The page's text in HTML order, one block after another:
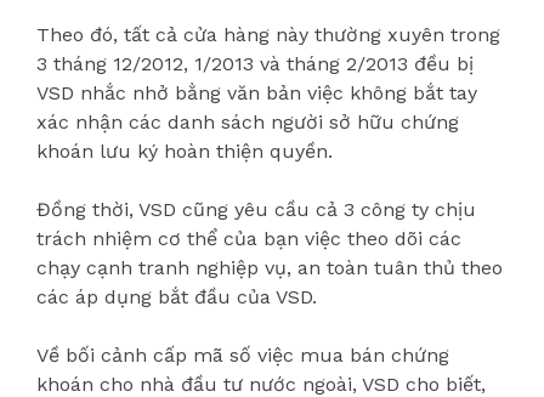
Theo đó, tất cả cửa hàng này thường xuyên trong
3 tháng 12/2012, 1/2013 và tháng 2/2013 đều bị
VSD nhắc nhở bằng văn bản việc không bắt tay
xác nhận các danh sách người sở hữu chứng
khoán lưu ký hoàn thiện quyền.
Đồng thời, VSD cũng yêu cầu cả 3 công ty chịu
trách nhiệm cơ thể của bạn việc theo dõi các
chạy cạnh tranh nghiệp vụ, an toàn tuân thủ theo
các áp dụng bắt đầu của VSD.
Về bối cảnh cấp mã số việc mua bán chứng
khoán cho nhà đầu tư nước ngoài, VSD cho biết,